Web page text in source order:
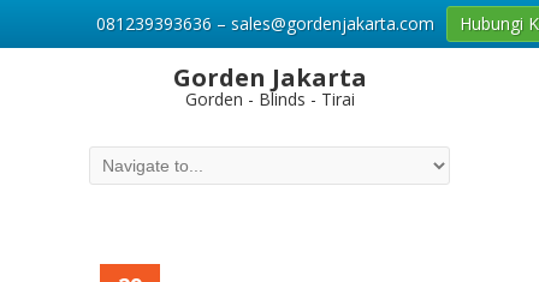
Gorden Jakarta
Gorden - Blinds - Tirai
081239393636 – sales@gordenjakarta.com Hubungi